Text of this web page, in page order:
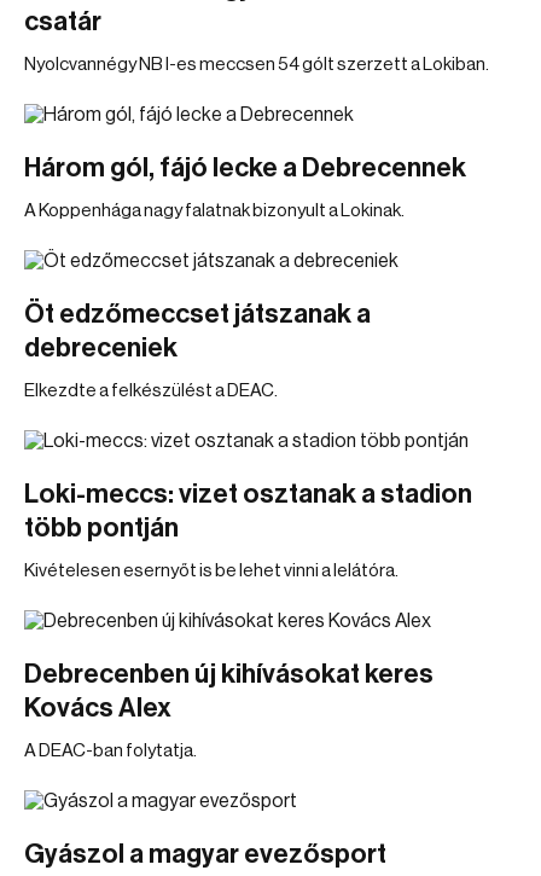
csatár
Nyolcvannégy NB I-es meccsen 54 gólt szerzett a Lokiban.
Három gól, fájó lecke a Debrecennek
A Koppenhága nagy falatnak bizonyult a Lokinak.
Öt edzőmeccset játszanak a
debreceniek
Elkezdte a felkészülést a DEAC.
Loki-meccs: vizet osztanak a stadion
több pontján
Kivételesen esernyőt is be lehet vinni a lelátóra.
Debrecenben új kihívásokat keres
Kovács Alex
A DEAC-ban folytatja.
Gyászol a magyar evezősport